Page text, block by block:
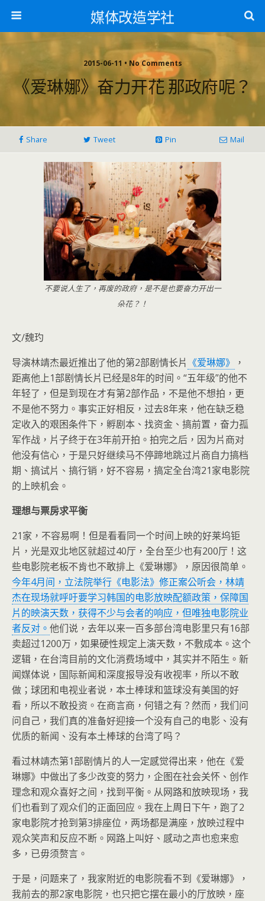
媒体改造学社
2015-06-11 • No Comments
《爱琳娜》奋力开花 那政府呢？
Share Tweet Pin Mail
不要说人生了，再废的政府，是不是也要奋力开出一
朵花？！
文/魏玓
导演林靖杰最近推出了他的第2部剧情长片 《爱琳娜》
，
距离他上1部剧情长片已经是8年的时间。“五年级”的他不
年轻了，但是到现在才有第2部作品，不是他不想拍，更
不是他不努力。事实正好相反，过去8年来，他在缺乏稳
定收入的艰困条件下， 孵剧本、找资金、搞前置，奋力孤
军作战，片子终于在3年前开拍。拍完之后，因为片商对
他没有信心，于是只好继续马不停蹄地跳过片商自力搞档
期、搞试片、搞行销，好不容易，搞定全台湾21家电影院
的上映机会。
理想与票房求平衡
21家，不容易啊！但是看看同一个时间上映的好莱坞钜
片，光是双北地区就超过40厅，全台至少也有200厅！这
些电影院老板不肯也不敢排上《爱琳娜》，原因很简单。
今年4月间，立法院举行《电影法》修正案公听会，林靖
杰在现场就呼吁要学习韩国的电影放映配额政策，保障国
片的映演天数，获得不少与会者的响应，但唯独电影院业
者反对。 他们说，去年以来一百多部台湾电影里只有16部
卖超过1200万，如果硬性规定上演天数，不敷成本。这个
逻辑，在台湾目前的文化消费场域中，其实并不陌生。新
闻媒体说，国际新闻和深度报导没有收视率，所以不敢
做；球团和电视业者说，本土棒球和篮球没有美国的好
看，所以不敢投资。在商言商，何错之有？然而，我们问
问自己，我们真的准备好迎接一个没有自己的电影、没有
优质的新闻、没有本土棒球的台湾了吗？
看过林靖杰第1部剧情片的人一定感觉得出来，他在《爱
琳娜》中做出了多少改变的努力，企图在社会关怀、创作
理念和观众喜好之间，找到平衡。从网路和放映现场，我
们也看到了观众们的正面回应。我在上周日下午，跑了2
家电影院才抢到第3排座位，两场都是满座，放映过程中
观众笑声和反应不断。网路上叫好、感动之声也愈来愈
多，已毋须赘言。
于是，问题来了，我家附近的电影院看不到《爱琳娜》，
我前去的那2家电影院，也只把它摆在最小的厅放映，座